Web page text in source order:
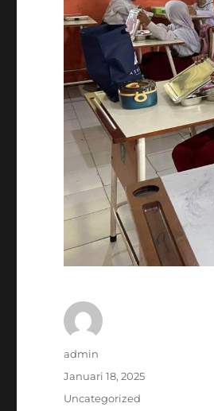
Author
admin
Posted
Januari 18, 2025
Categories
Uncategorized